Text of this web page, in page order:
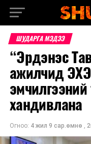
ШУДАРГА МЭДЭЭ
“Эрдэнэс
ажилчид
хандивлана
Огноо: 4 жил 9 сар.өмнө ,